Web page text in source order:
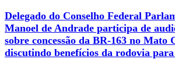
Delegado do Conselho Federal
Manoel de Andrade participa de
sobre concessão da BR-163 no Mato
discutindo benefícios da rodovia